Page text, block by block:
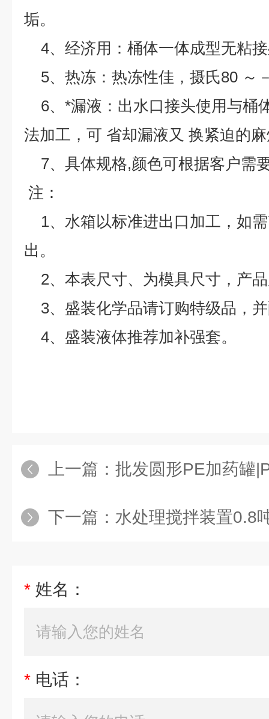
垢。
4、经济用：桶体一体成型无粘
5、热冻：热冻性佳，摄氏80 ～
6、*漏液：出水口接头使用与桶
法加工，可 省却漏液又 换紧迫的
7、具体规格,颜色可根据客户需
注：
1、水箱以标准进出口加工，如
出。
2、本表尺寸、为模具尺寸，产
3、盛装化学品请订购特级品，
4、盛装液体推荐加补强套。
上一篇： 批发圆形PE加药罐
下一篇： 水处理搅拌装置0.8
* 姓名：
* 电话：